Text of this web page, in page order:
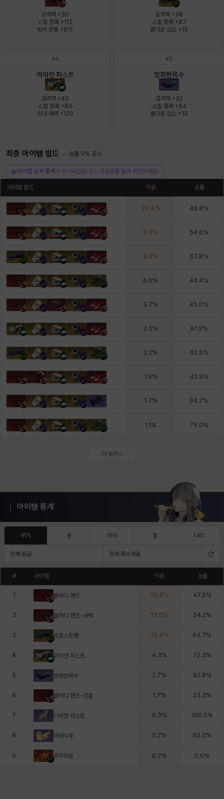
카밀로 캐시
크레이버 타지아
펠릭스 피올로
헤이즈 헨리 현우
공격력 +30
스킬 증폭 +112
방어 관통 +8%
공격력 +38
스킬 증폭 +87
쿨다운 감소 +15
#4
아이언 피스트
공격력 +40
스킬 증폭 +90
최대 체력 +120
#5
빙화현옥수
공격력 +32
스킬 증폭 +64
쿨다운 감소 +15
최종 아이템 빌드 승률 0% 표시
아이템 순서 통계 가 추가되었습니다. 화살표를 눌러 확인하세요!
아이템 빌드 픽률 승률
22.4% 48.8%
9.9% 54.6%
8.3% 67.8%
6.6% 44.4%
3.7% 45.0%
2.5% 81.5%
2.2% 62.5%
1.9% 42.9%
1.7% 94.7%
1.1 % 75.0%
더 보기
아이템 통계
무기 옷 머리 팔 다리
전체 등급 전체 특수재료
# 아이템 픽률 승률
1 블러디 핸즈 52.5% 47.6%
2 블러디 핸즈-새벽 19.5% 54.2%
3 프로스트팽 18.8% 64.7%
4 아이언 피스트 4.3% 72.3%
5 빙화현옥수 2.7% 82.8%
6 블러디 핸즈-진홍 1.7% 33.3%
7 디바인 피스트 0.3% 100.0%
8 여래수투 0.2% 50.0%
9 주작자문 0.2% 0.0%